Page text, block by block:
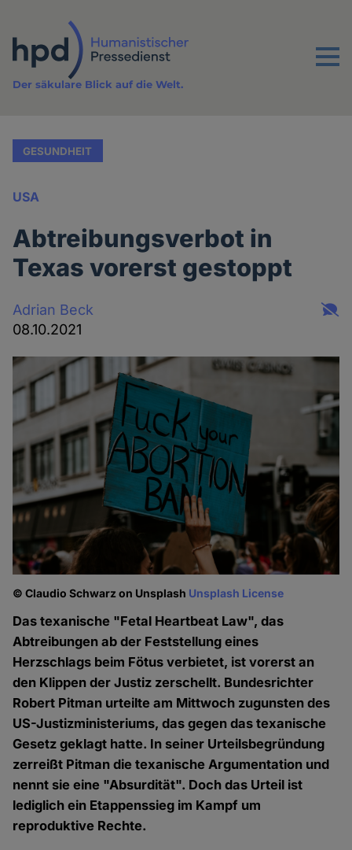
Inhalt
Menu
Der säkulare Blick auf die Welt.
GESUNDHEIT
USA
Abtreibungsverbot in
Texas vorerst gestoppt
Adrian Beck
08.10.2021
© Claudio Schwarz on Unsplash Unsplash License
Das texanische "Fetal Heartbeat Law", das
Abtreibungen ab der Feststellung eines
Herzschlags beim Fötus verbietet, ist vorerst an
den Klippen der Justiz zerschellt. Bundesrichter
Robert Pitman urteilte am Mittwoch zugunsten des
US-Justizministeriums, das gegen das texanische
Gesetz geklagt hatte. In seiner Urteilsbegründung
zerreißt Pitman die texanische Argumentation und
nennt sie eine "Absurdität". Doch das Urteil ist
lediglich ein Etappenssieg im Kampf um
reproduktive Rechte.